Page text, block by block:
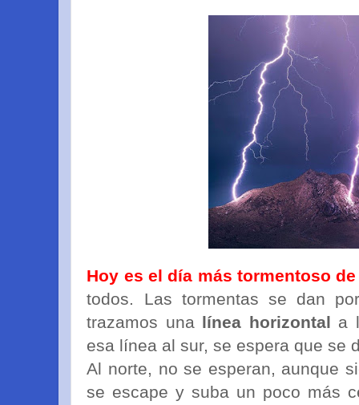
Hoy es el día más tormentoso
todos. Las tormentas se dan
trazamos una línea horizontal a
esa línea al sur, se espera que se
Al norte, no se esperan, aunque
se escape y suba un poco más